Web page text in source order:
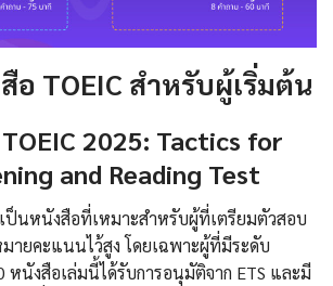
อ TOEIC สำหรับผู้เริ่มต้น
2025: Tactics for
and Reading Test
ป็นหนังสือที่เหมาะสำหรับผู้ที่เตรียมตัวสอบ
มายคะแนนไว้สูง โดยเฉพาะผู้ที่มีระดับ
หนังสือเล่มนี้ได้รับการอนุมัติจาก ETS และมี